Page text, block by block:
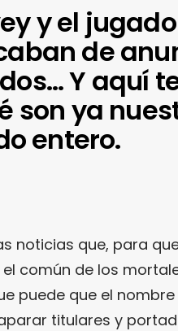
y el
de
Y aquí
son ya
entero.
noticias que, para
común de los
puede que el
titulares y